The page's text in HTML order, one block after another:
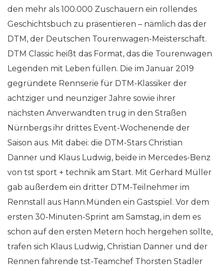
den mehr als 100.000 Zuschauern ein rollendes
Geschichtsbuch zu präsentieren – nämlich das der
DTM, der Deutschen Tourenwagen-Meisterschaft.
DTM Classic heißt das Format, das die Tourenwagen
Legenden mit Leben füllen. Die im Januar 2019
gegründete Rennserie für DTM-Klassiker der
achtziger und neunziger Jahre sowie ihrer
nächsten Anverwandten trug in den Straßen
Nürnbergs ihr drittes Event-Wochenende der
Saison aus. Mit dabei: die DTM-Stars Christian
Danner und Klaus Ludwig, beide in Mercedes-Benz
von tst sport + technik am Start. Mit Gerhard Müller
gab außerdem ein dritter DTM-Teilnehmer im
Rennstall aus Hann.Münden ein Gastspiel. Vor dem
ersten 30-Minuten-Sprint am Samstag, in dem es
schon auf den ersten Metern hoch hergehen sollte,
trafen sich Klaus Ludwig, Christian Danner und der
Rennen fahrende tst-Teamchef Thorsten Stadler